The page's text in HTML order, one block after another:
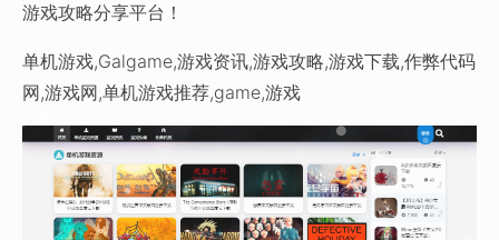
游戏攻略分享平台！
单机游戏,Galgame,游戏资讯,游戏攻略,游戏下载,作弊代码
网,游戏网,单机游戏推荐,game,游戏